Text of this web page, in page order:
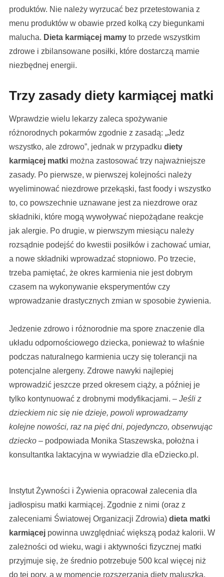
produktów. Nie należy wyrzucać bez przetestowania z
menu produktów w obawie przed kolką czy biegunkami
malucha. Dieta karmiącej mamyto przede wszystkim
zdrowe i zbilansowane posiłki, które dostarczą mamie
niezbędnej energii.
Trzy zasady diety karmiącej matki
Wprawdzie wielu lekarzy zaleca spożywanie
różnorodnych pokarmów zgodnie z zasadą: „Jedz
wszystko, ale zdrowo”, jednak w przypadku diety
karmiącej matki można zastosować trzy najważniejsze
zasady. Po pierwsze, w pierwszej kolejności należy
wyeliminować niezdrowe przekąski, fast foody i wszystko
to, co powszechnie uznawane jest za niezdrowe oraz
składniki, które mogą wywoływać niepożądane reakcje
jak alergie. Po drugie, w pierwszym miesiącu należy
rozsądnie podejść do kwestii posiłków i zachować umiar,
a nowe składniki wprowadzać stopniowo. Po trzecie,
trzeba pamiętać, że okres karmienia nie jest dobrym
czasem na wykonywanie eksperymentów czy
wprowadzanie drastycznych zmian w sposobie żywienia.
Jedzenie zdrowo i różnorodnie ma spore znaczenie dla
układu odpornościowego dziecka, ponieważ to właśnie
podczas naturalnego karmienia uczy się tolerancji na
potencjalne alergeny. Zdrowe nawyki najlepiej
wprowadzić jeszcze przed okresem ciąży, a później je
tylko kontynuować z drobnymi modyfikacjami. – Jeśli z
dzieckiem nic się nie dzieje, powoli wprowadzamy
kolejne nowości, raz na pięć dni, pojedynczo, obserwując
dziecko– podpowiada Monika Staszewska, położna i
konsultantka laktacyjna w wywiadzie dla eDziecko.pl.
Instytut Żywności i Żywienia opracował zalecenia dla
jadłospisu matki karmiącej. Zgodnie z nimi (oraz z
zaleceniami Światowej Organizacji Zdrowia) dieta matki
karmiącejpowinna uwzględniać większą podaż kalorii. W
zależności od wieku, wagi i aktywności fizycznej matki
przyjmuje się, że średnio potrzebuje 500 kcal więcej niż
do tej pory, a w momencie rozszerzania diety maluszka,